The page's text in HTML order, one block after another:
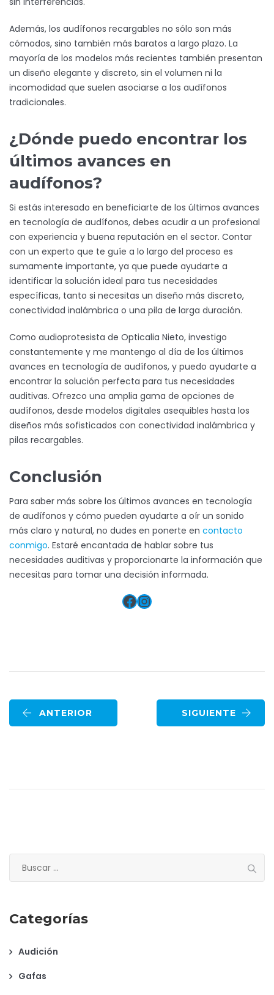
Además, los audífonos recargables no sólo son más
cómodos, sino también más baratos a largo plazo. La
mayoría de los modelos más recientes también presentan
un diseño elegante y discreto, sin el volumen ni la
incomodidad que suelen asociarse a los audífonos
tradicionales.
¿Dónde puedo encontrar los
últimos avances en
audífonos?
Si estás interesado en beneficiarte de los últimos avances
en tecnología de audífonos, debes acudir a un profesional
con experiencia y buena reputación en el sector. Contar
con un experto que te guíe a lo largo del proceso es
sumamente importante, ya que puede ayudarte a
identificar la solución ideal para tus necesidades
específicas, tanto si necesitas un diseño más discreto,
conectividad inalámbrica o una pila de larga duración.
Como audioprotesista de Opticalia Nieto, investigo
constantemente y me mantengo al día de los últimos
avances en tecnología de audífonos, y puedo ayudarte a
encontrar la solución perfecta para tus necesidades
auditivas. Ofrezco una amplia gama de opciones de
audífonos, desde modelos digitales asequibles hasta los
diseños más sofisticados con conectividad inalámbrica y
pilas recargables.
Conclusión
Para saber más sobre los últimos avances en tecnología
de audífonos y cómo pueden ayudarte a oír un sonido
más claro y natural, no dudes en ponerte en contacto
conmigo. Estaré encantada de hablar sobre tus
necesidades auditivas y proporcionarte la información que
necesitas para tomar una decisión informada.
Facebook
Instagram
ANTERIOR SIGUIENTE
Categorías
Audición
Gafas